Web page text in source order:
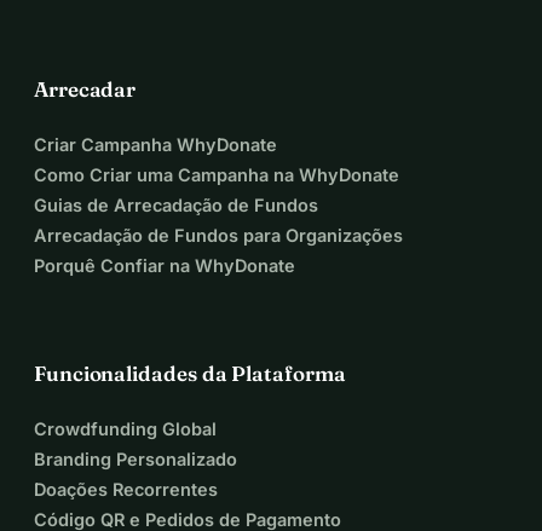
Arrecadar
Criar Campanha WhyDonate
Como Criar uma Campanha na WhyDonate
Guias de Arrecadação de Fundos
Arrecadação de Fundos para Organizações
Porquê Confiar na WhyDonate
Funcionalidades da Plataforma
Crowdfunding Global
Branding Personalizado
Doações Recorrentes
Código QR e Pedidos de Pagamento